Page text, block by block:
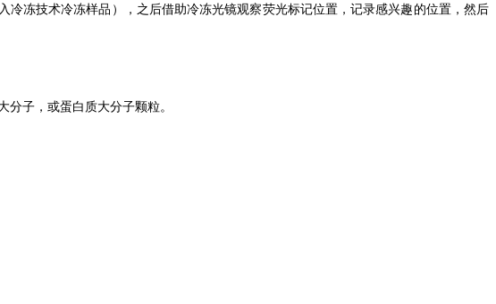
冻技术冷冻样品），之后借助冷冻光镜观察荧光标记位置，记录感兴趣的位置，然后
子，或蛋白质大分子颗粒。